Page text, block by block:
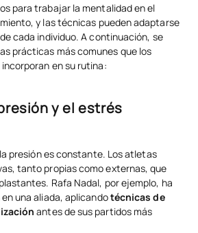
para trabajar la mentalidad en el
y las técnicas pueden adaptarse
cada individuo. A continuación, se
prácticas más comunes que los
en su rutina:
y el estrés
presión es constante. Los atletas
tanto propias como externas, que
Rafa Nadal, por ejemplo, ha
una aliada, aplicandotécnicas de
antes de sus partidos más